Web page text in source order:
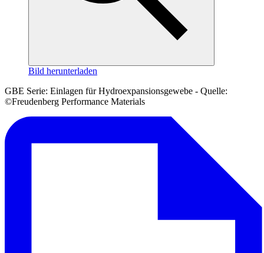
Bild herunterladen
GBE Serie: Einlagen für Hydroexpansionsgewebe - Quelle:
©Freudenberg Performance Materials